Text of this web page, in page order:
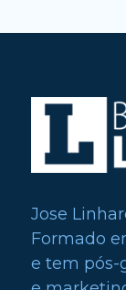
Jose
Formado
e tem pós-